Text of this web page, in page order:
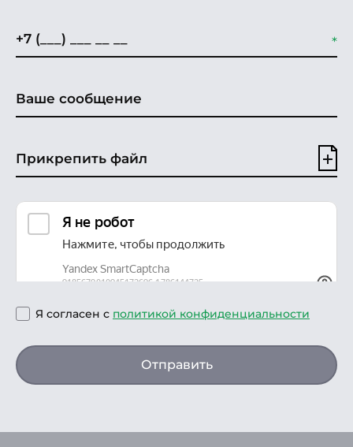
Прикрепить файл
Я согласен с политикой конфиденциальности
Отправить